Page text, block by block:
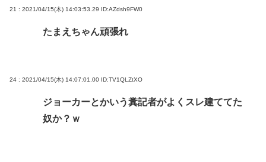
21 : 2021/04/15(木) 14:03:53.29 ID:AZdsh9FW0
たまえちゃん頑張れ
24 : 2021/04/15(木) 14:07:01.00 ID:TV1QLZtXO
ジョーカーとかいう糞記者がよくスレ建ててた
奴か？ｗ